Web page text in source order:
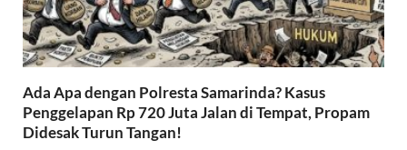
Ada Apa dengan Polresta Samarinda? Kasus
Penggelapan Rp 720 Juta Jalan di Tempat, Propam
Didesak Turun Tangan!